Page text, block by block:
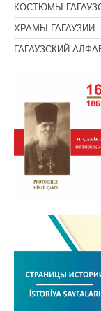
КОСТЮМЫ
ХРАМЫ ГАГАУЗИИ
ГАГАУЗСКИЙ